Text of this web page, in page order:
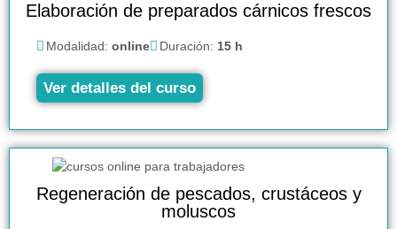
Elaboración de preparados cárnicos frescos
Modalidad: online Duración: 15 h
Ver detalles del curso
Regeneración de pescados, crustáceos y
moluscos